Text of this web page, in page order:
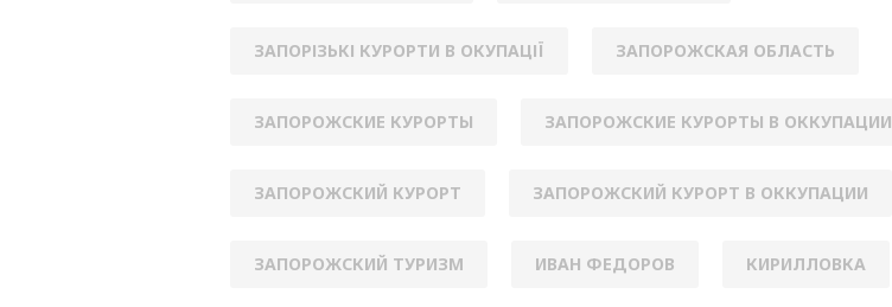
ЗАПОРІЗЬКІ КУРОРТИ В ОКУПАЦІЇ ЗАПОРОЖСКАЯ ОБЛАСТЬ
ЗАПОРОЖСКИЕ КУРОРТЫ ЗАПОРОЖСКИЕ КУРОРТЫ В ОККУПАЦИИ
ЗАПОРОЖСКИЙ КУРОРТ ЗАПОРОЖСКИЙ КУРОРТ В ОККУПАЦИИ
ЗАПОРОЖСКИЙ ТУРИЗМ ИВАН ФЕДОРОВ КИРИЛЛОВКА